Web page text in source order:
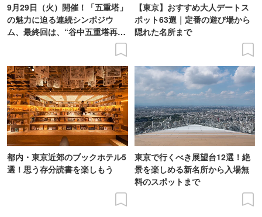
9月29日（火）開催！「五重塔」
の魅力に迫る連続シンポジウ
ム、最終回は、“谷中五重塔再建
【東京】おすすめ大人デートス
ポット63選｜定番の遊び場から
隠れた名所まで
都内・東京近郊のブックホテル5
選！思う存分読書を楽しもう
東京で行くべき展望台12選！絶
景を楽しめる新名所から入場無
料のスポットまで